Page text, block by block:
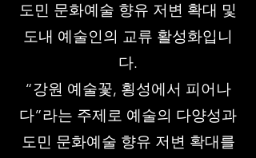
도민 문화예술 향유 저변 확대 및
도내 예술인의 교류 활성화입니
다.
“강원 예술꽃, 횡성에서 피어나
다”라는 주제로 예술의 다양성과
도민 문화예술 향유 저변 확대를